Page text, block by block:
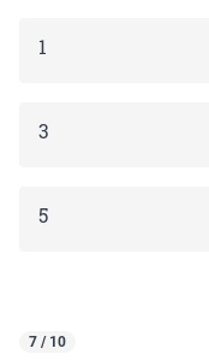
1
3
5
7 / 10